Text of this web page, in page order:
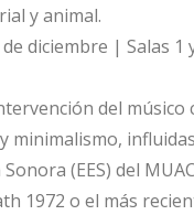
y animal.
diciembre | Salas 1
del
minimalismo,
(EES) del
1972 o el más